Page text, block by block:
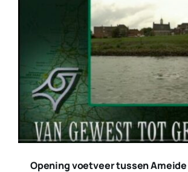
Opening voetveer tussen